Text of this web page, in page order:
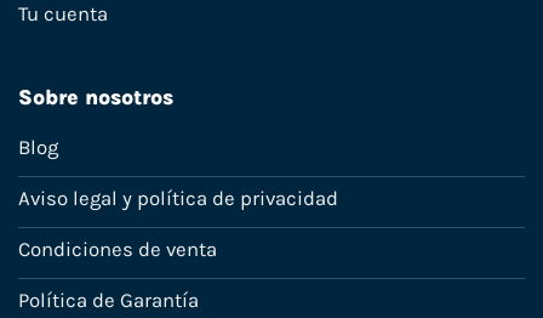
Tu cuenta
Sobre nosotros
Blog
Aviso legal y política de privacidad
Condiciones de venta
Política de Garantía